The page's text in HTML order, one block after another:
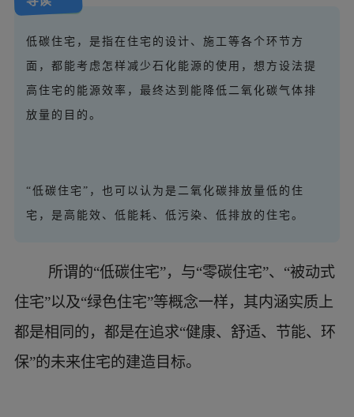
低碳住宅，是指在住宅的设计、施工等各个环节方
面，都能考虑怎样减少石化能源的使用，想方设法提
高住宅的能源效率，最终达到能降低二氧化碳气体排
放量的目的。
“低碳住宅”，也可以认为是二氧化碳排放量低的住
宅，是高能效、低能耗、低污染、低排放的住宅。
所谓的“低碳住宅”，与“零碳住宅”、“被动式
住宅”以及“绿色住宅”等概念一样，其内涵实质上
都是相同的，都是在追求“健康、舒适、节能、环
保”的未来住宅的建造目标。